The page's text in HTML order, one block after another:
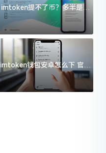
imtoken提不了币？多半是这
几件事没处理好
imtoken钱包安卓怎么下 官方
渠道避坑指南